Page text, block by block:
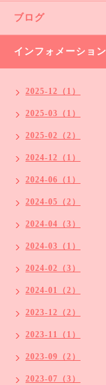
ブログ
インフォメーション
2025-12（1）
2025-03（1）
2025-02（2）
2024-12（1）
2024-06（1）
2024-05（2）
2024-04（3）
2024-03（1）
2024-02（3）
2024-01（2）
2023-12（2）
2023-11（1）
2023-09（2）
2023-07（3）